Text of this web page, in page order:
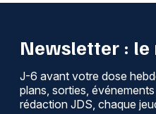
Newsletter :
J-6 avant votre dose
plans, sorties,
rédaction JDS, chaque